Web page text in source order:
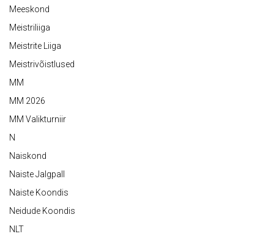
Meeskond
Meistriliiga
Meistrite Liiga
Meistrivõistlused
MM
MM 2026
MM Valikturniir
N
Naiskond
Naiste Jalgpall
Naiste Koondis
Neidude Koondis
NLT